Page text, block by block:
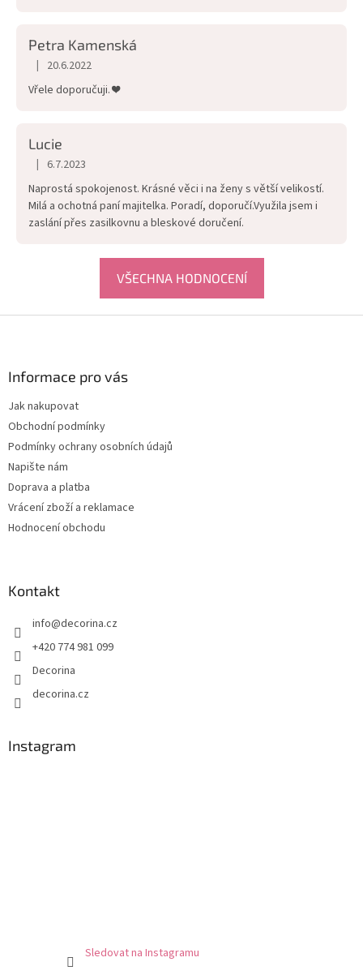
Petra Kamenská
Hodnocení obchodu je 5 z 5 hvězdiček.
| 20.6.2022
Vřele doporučuji. ❤️
Lucie
Hodnocení obchodu je 5 z 5 hvězdiček.
| 6.7.2023
Naprostá spokojenost. Krásné věci i na ženy s větší velikostí.
Milá a ochotná paní majitelka. Poradí, doporučí.Využila jsem i
zaslání přes zasilkovnu a bleskové doručení.
VŠECHNA HODNOCENÍ
Informace pro vás
Jak nakupovat
Obchodní podmínky
Podmínky ochrany osobních údajů
Napište nám
Doprava a platba
Vrácení zboží a reklamace
Hodnocení obchodu
Kontakt
info@decorina.cz
+420 774 981 099
Decorina
decorina.cz
Instagram
Sledovat na Instagramu